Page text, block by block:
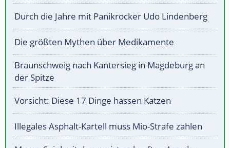
Durch die Jahre mit Panikrocker Udo Lindenberg
Die größten Mythen über Medikamente
Braunschweig nach Kantersieg in Magdeburg an
der Spitze
Vorsicht: Diese 17 Dinge hassen Katzen
Illegales Asphalt-Kartell muss Mio-Strafe zahlen